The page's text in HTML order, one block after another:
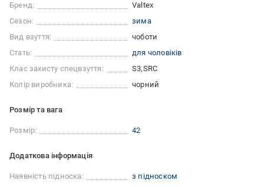
Бренд:
Valtex
Сезон:
зима
Вид взуття:
чоботи
Стать:
для чоловіків
Клас захисту спецвзуття:
S3 SRC
Колір виробника:
чорний
Розмір та вага
Розмір: 42
Додаткова інформація
Наявність підноска: з підноском